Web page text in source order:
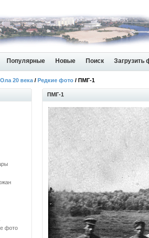
Популярные Новые Поиск Загрузить
20 века / Редкие фото / ПМГ-1
фото
ПМГ-1